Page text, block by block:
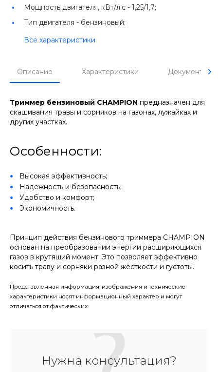
Мощность двигателя, кВт/л.с - 1,25/1,7;
Тип двигателя - бензиновый;
Все характеристики
Описание Характеристики Документы
Триммер бензиновый CHAMPION предназначен для
скашивания травы и сорняков на газонах, лужайках и
других участках.
Особенности:
Высокая эффективность;
Надёжность и безопасность;
Удобство и комфорт;
Экономичность.
Принцип действия бензинового триммера CHAMPION
основан на преобразовании энергии расширяющихся
газов в крутящий момент. Это позволяет эффективно
косить траву и сорняки разной жёсткости и густоты.
Представленная информация, изображения и технические
характеристики носят информационный характер и могут
отличаться от фактических.
Нужна консультация?